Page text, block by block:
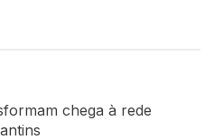
chega à rede